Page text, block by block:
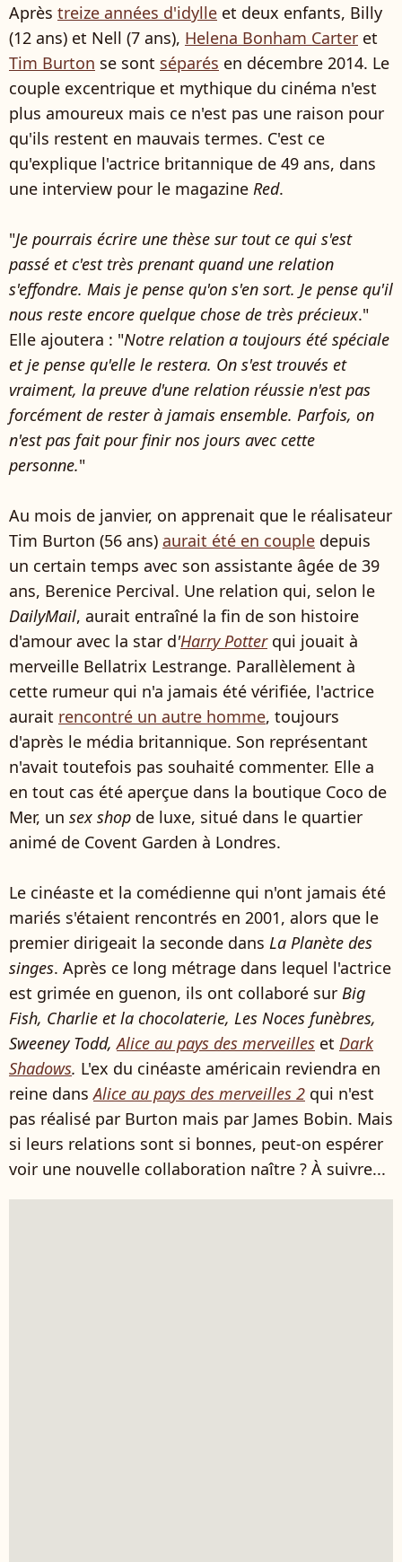
Après treize années d'idylle et deux enfants, Billy
(12 ans) et Nell (7 ans), Helena Bonham Carter et
Tim Burton se sont séparés en décembre 2014. Le
couple excentrique et mythique du cinéma n'est
plus amoureux mais ce n'est pas une raison pour
qu'ils restent en mauvais termes. C'est ce
qu'explique l'actrice britannique de 49 ans, dans
une interview pour le magazine Red.
"Je pourrais écrire une thèse sur tout ce qui s'est
passé et c'est très prenant quand une relation
s'effondre. Mais je pense qu'on s'en sort. Je pense qu'il
nous reste encore quelque chose de très précieux."
Elle ajoutera : "Notre relation a toujours été spéciale
et je pense qu'elle le restera. On s'est trouvés et
vraiment, la preuve d'une relation réussie n'est pas
forcément de rester à jamais ensemble. Parfois, on
n'est pas fait pour finir nos jours avec cette
personne."
Au mois de janvier, on apprenait que le réalisateur
Tim Burton (56 ans) aurait été en couple depuis
un certain temps avec son assistante âgée de 39
ans, Berenice Percival. Une relation qui, selon le
DailyMail, aurait entraîné la fin de son histoire
d'amour avec la star d'Harry Potterqui jouait à
merveille Bellatrix Lestrange. Parallèlement à
cette rumeur qui n'a jamais été vérifiée, l'actrice
aurait rencontré un autre homme, toujours
d'après le média britannique. Son représentant
n'avait toutefois pas souhaité commenter. Elle a
en tout cas été aperçue dans la boutique Coco de
Mer, un sex shop de luxe, situé dans le quartier
animé de Covent Garden à Londres.
Le cinéaste et la comédienne qui n'ont jamais été
mariés s'étaient rencontrés en 2001, alors que le
premier dirigeait la seconde dans La Planète des
singes. Après ce long métrage dans lequel l'actrice
est grimée en guenon, ils ont collaboré sur Big
Fish, Charlie et la chocolaterie, Les Noces funèbres,
Sweeney Todd,Alice au pays des merveilles et Dark
Shadows. L'ex du cinéaste américain reviendra en
reine dansAlice au pays des merveilles 2 qui n'est
pas réalisé par Burton mais par James Bobin. Mais
si leurs relations sont si bonnes, peut-on espérer
voir une nouvelle collaboration naître ? À suivre...